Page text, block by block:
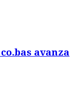
avanza